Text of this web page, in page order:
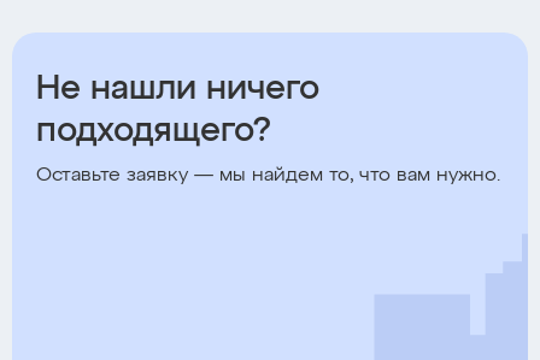
Не нашли ничего
подходящего?
Оставьте заявку — мы найдем то, что вам нужно.